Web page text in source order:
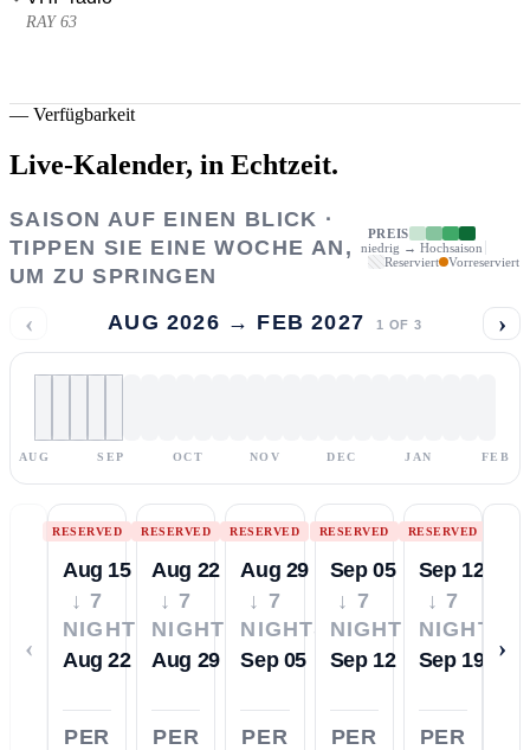
RAY 63
— Verfügbarkeit
Live-Kalender, in Echtzeit.
SAISON AUF EINEN BLICK ·
TIPPEN SIE EINE WOCHE AN,
UM ZU SPRINGEN
PREIS
niedrig → Hochsaison
Reserviert
Vorreserviert
‹ AUG 2026 → FEB 2027 1 OF 3 ›
AUG SEP OCT NOV DEC JAN FEB
‹
RESERVED
Aug 15
↓ 7
NIGHTS
Aug 22
PER
RESERVED
Aug 22
↓ 7
NIGHTS
Aug 29
PER
RESERVED
Aug 29
↓ 7
NIGHTS
Sep 05
PER
RESERVED
Sep 05
↓ 7
NIGHTS
Sep 12
PER
RESERVED
Sep 12
↓ 7
NIGHTS
Sep 19
PER
›